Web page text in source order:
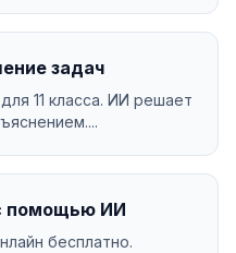
задач
11 класса. ИИ решает
помощью ИИ
бесплатно.